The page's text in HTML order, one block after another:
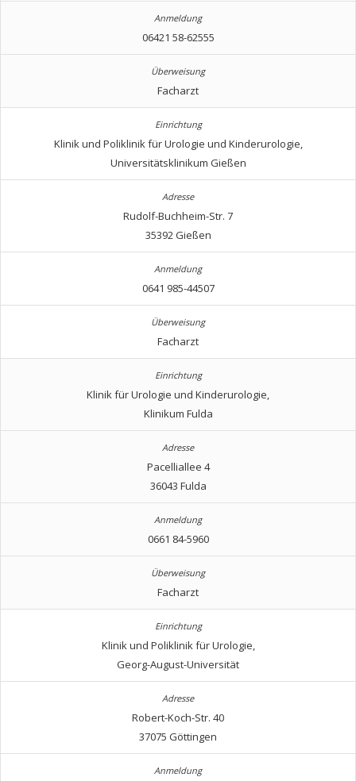
06421 58-62555
Facharzt
Klinik und Poliklinik für Urologie und Kinderurologie,
Universitätsklinikum Gießen
Rudolf-Buchheim-Str. 7
35392 Gießen
0641 985-44507
Facharzt
Klinik für Urologie und Kinderurologie,
Klinikum Fulda
Pacelliallee 4
36043 Fulda
0661 84-5960
Facharzt
Klinik und Poliklinik für Urologie,
Georg-August-Universität
Robert-Koch-Str. 40
37075 Göttingen